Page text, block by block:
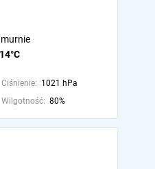
14°C
Ciśnienie: 1021 hPa
Wilgotność: 80%